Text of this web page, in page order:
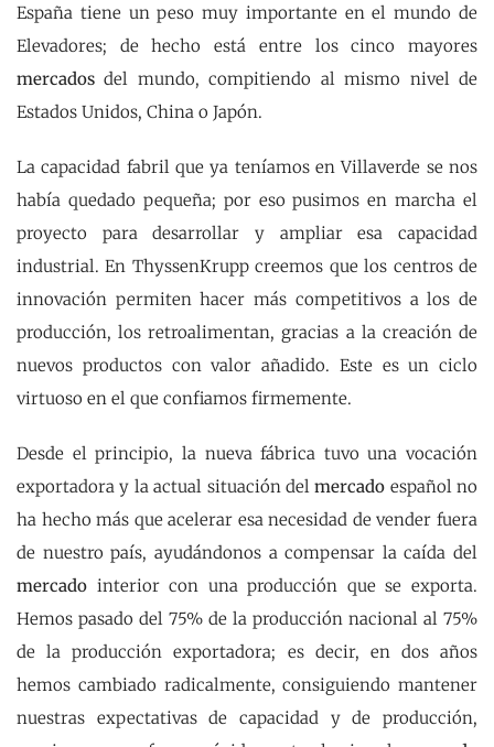
España tiene un peso muy importante en el mundo de
Elevadores; de hecho está entre los cinco mayores
mercados del mundo, compitiendo al mismo nivel de
Estados Unidos, China o Japón.
La capacidad fabril que ya teníamos en Villaverde se nos
había quedado pequeña; por eso pusimos en marcha el
proyecto para desarrollar y ampliar esa capacidad
industrial. En ThyssenKrupp creemos que los centros de
innovación permiten hacer más competitivos a los de
producción, los retroalimentan, gracias a la creación de
nuevos productos con valor añadido. Este es un ciclo
virtuoso en el que confiamos firmemente.
Desde el principio, la nueva fábrica tuvo una vocación
exportadora y la actual situación delmercado español no
ha hecho más que acelerar esa necesidad de vender fuera
de nuestro país, ayudándonos a compensar la caída del
mercado interior con una producción que se exporta.
Hemos pasado del 75% de la producción nacional al 75%
de la producción exportadora; es decir, en dos años
hemos cambiado radicalmente, consiguiendo mantener
nuestras expectativas de capacidad y de producción,